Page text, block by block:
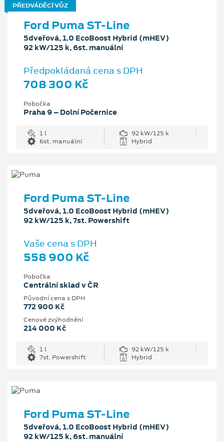
PŘEDVÁDĚCÍ VŮZ
Ford Puma ST-Line
5dveřová, 1.0 EcoBoost Hybrid (mHEV)
92 kW/125 k, 6st. manuální
Předpokládaná cena s DPH
708 300 Kč
Pobočka
Praha 9 – Dolní Počernice
1 l
92 kW/125 k
6st. manuální
Hybrid
Ford Puma ST-Line
5dveřová, 1.0 EcoBoost Hybrid (mHEV)
92 kW/125 k, 7st. Powershift
Vaše cena s DPH
558 900 Kč
Pobočka
Centrální sklad v ČR
Původní cena s DPH
772 900 Kč
Cenové zvýhodnění
214 000 Kč
1 l
92 kW/125 k
7st. Powershift
Hybrid
Ford Puma ST-Line
5dveřová, 1.0 EcoBoost Hybrid (mHEV)
92 kW/125 k, 6st. manuální